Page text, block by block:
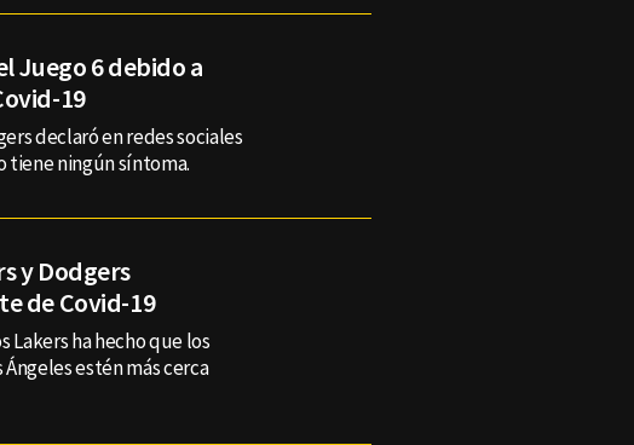
Juego 6 debido a
19
declaró en redes sociales
tiene ningún síntoma.
y Dodgers
de Covid-19
Lakers ha hecho que los
estén más cerca